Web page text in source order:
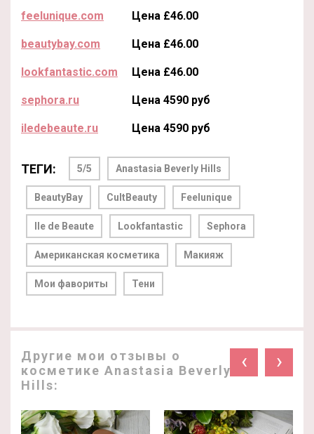
feelunique.com Цена £46.00
beautybay.com Цена £46.00
lookfantastic.com Цена £46.00
sephora.ru Цена 4590 руб
iledebeaute.ru Цена 4590 руб
ТЕГИ: 5/5 Anastasia Beverly Hills
BeautyBay CultBeauty Feelunique
Ile de Beaute Lookfantastic Sephora
Американская косметика Макияж
Мои фавориты Тени
Другие мои отзывы о
косметике Anastasia Beverly
Hills:
‹ ›